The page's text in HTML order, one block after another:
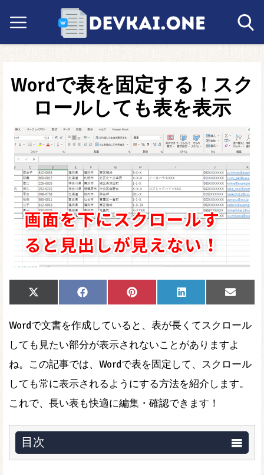
Wordで表を固定する！スク
ロールしても表を表示
Share
on
X
(Twitter)
Share
on
Facebook
Share
on
Pinterest
Share
on
LinkedIn
Share
on
Email
Wordで文書を作成していると、表が長くてスクロール
しても見たい部分が表示されないことがありますよ
ね。この記事では、Wordで表を固定して、スクロール
しても常に表示されるようにする方法を紹介します。
これで、長い表も快適に編集・確認できます！
目次